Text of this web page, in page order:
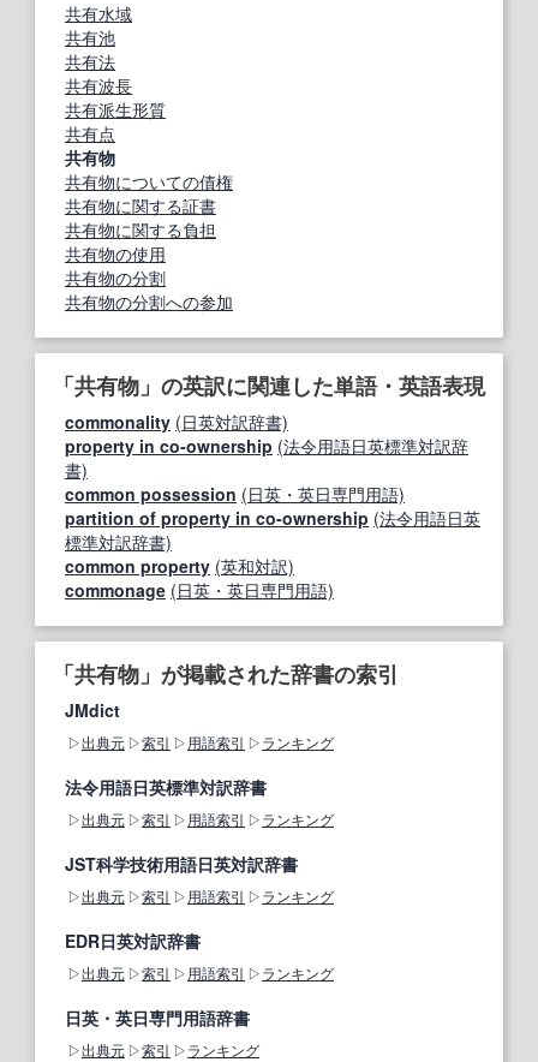
共有水域
共有池
共有法
共有波長
共有派生形質
共有点
共有物
共有物についての債権
共有物に関する証書
共有物に関する負担
共有物の使用
共有物の分割
共有物の分割への参加
「共有物」の英訳に関連した単語・英語表現
commonality (日英対訳辞書)
property in co-ownership (法令用語日英標準対訳辞
書)
common possession (日英・英日専門用語)
partition of property in co-ownership (法令用語日英
標準対訳辞書)
common property (英和対訳)
commonage (日英・英日専門用語)
「共有物」が掲載された辞書の索引
JMdict
出典元 索引 用語索引 ランキング
法令用語日英標準対訳辞書
出典元 索引 用語索引 ランキング
JST科学技術用語日英対訳辞書
出典元 索引 用語索引 ランキング
EDR日英対訳辞書
出典元 索引 用語索引 ランキング
日英・英日専門用語辞書
出典元 索引 ランキング